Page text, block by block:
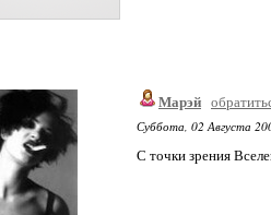
Марэй
Суббота, 02 Августа
С точки зрения